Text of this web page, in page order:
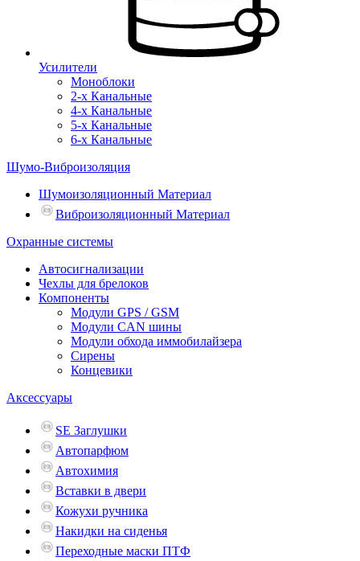
Усилители
Моноблоки
2-х Канальные
4-х Канальные
5-х Канальные
6-х Канальные
Шумо-Виброизоляция
Шумоизоляционный Материал
Виброизоляционный Материал
Охранные системы
Автосигнализации
Чехлы для брелоков
Компоненты
Модули GPS / GSM
Модули CAN шины
Модули обхода иммобилайзера
Сирены
Концевики
Аксессуары
SE Заглушки
Автопарфюм
Автохимия
Вставки в двери
Кожухи ручника
Накидки на сиденья
Переходные маски ПТФ